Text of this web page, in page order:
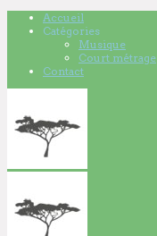
Accueil
Catégories
Musique
Court métrage
Contact